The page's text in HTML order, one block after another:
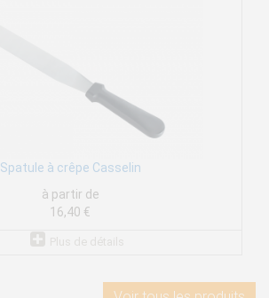
Spatule à crêpe Casselin
à partir de
16,40 €